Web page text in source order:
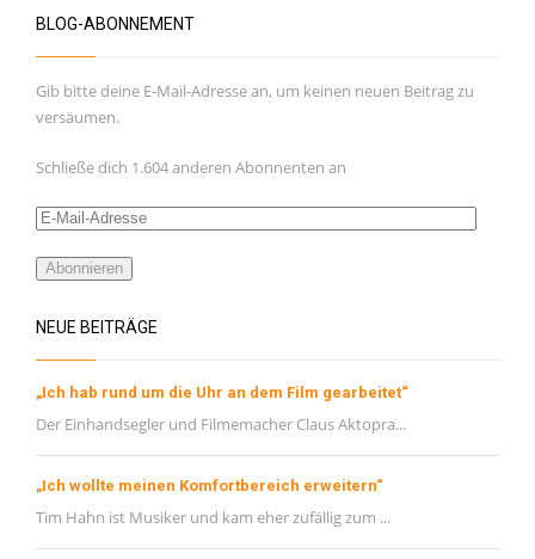
April 2021
Januar 2021
November 2020
Oktober 2020
September 2020
Juli 2020
Juni 2020
Mai 2020
META
Anmelden
Eintrags-Feed
BLOG-ABONNEMENT
Gib bitte deine E-Mail-Adresse an, um keinen neuen Beitrag zu
versäumen.
Schließe dich 1.604 anderen Abonnenten an
E-
Adresse
Abonnieren
NEUE BEITRÄGE
„Ich hab rund um die Uhr an dem Film gearbeitet“
Der Einhandsegler und Filmemacher Claus Aktopra...
„Ich wollte meinen Komfortbereich erweitern“
Tim Hahn ist Musiker und kam eher zufällig zum ...